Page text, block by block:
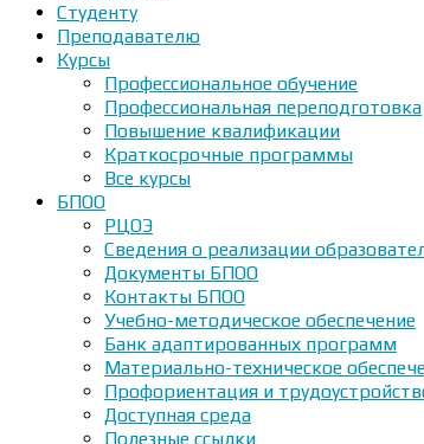
Студенту
Преподавателю
Курсы
Профессиональное обучение
Профессиональная переподготовка
Повышение квалификации
Краткосрочные программы
Все курсы
БПОО
РЦОЭ
Сведения о реализации
Документы БПОО
Контакты БПОО
Учебно-методическое обеспечение
Банк адаптированных программ
Материально-техническое
Профориентация и
Доступная среда
Полезные ссылки